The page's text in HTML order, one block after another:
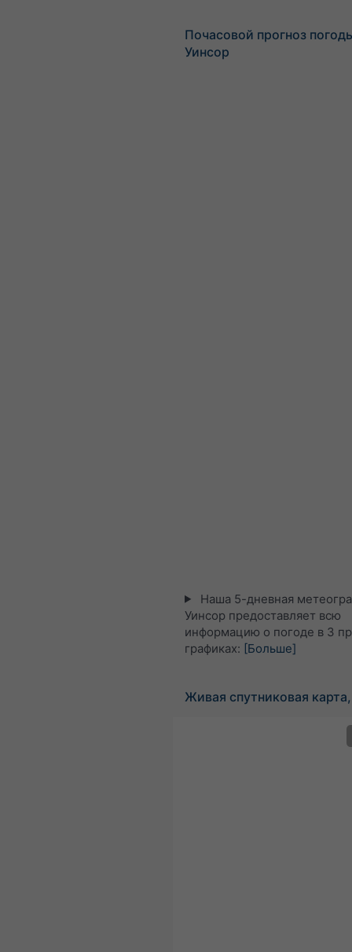
Почасовой прогноз
Уинсор
Наша 5-дневная
Уинсор предоставляет всю
информацию о погоде в 3
графиках: [Больше]
Живая спутниковая